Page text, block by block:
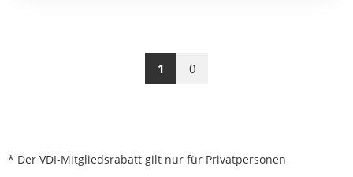
1 0
* Der VDI-Mitgliedsrabatt gilt nur für Privatpersonen